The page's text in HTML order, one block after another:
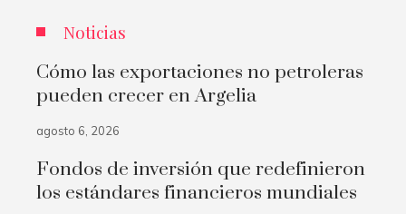
Noticias
Cómo las exportaciones no petroleras
pueden crecer en Argelia
agosto 6, 2026
Fondos de inversión que redefinieron
los estándares financieros mundiales